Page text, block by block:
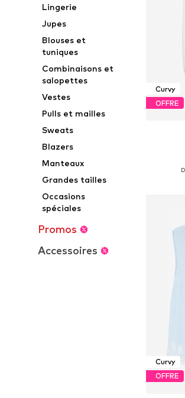
Lingerie
Jupes
Blouses et
tuniques
Combinaisons et
salopettes
Vestes
Pulls et mailles
Sweats
Blazers
Manteaux
Grandes tailles
Occasions
spéciales
Promos
Accessoires
Curvy
OFFRE
Curvy
OFFRE